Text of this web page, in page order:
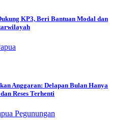
KP3, Beri Bantuan Modal dan
Anggaran: Delapan Bulan Hanya
Reses Terhenti
Pegunungan